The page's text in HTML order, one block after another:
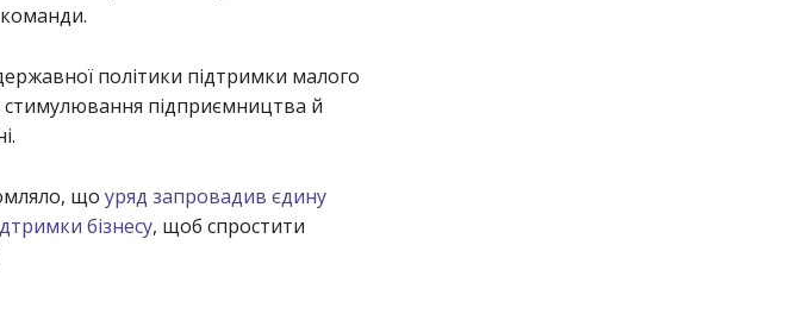
політики підтримки малого
стимулювання підприємництва й
що уряд запровадив єдину
бізнесу, щоб спростити